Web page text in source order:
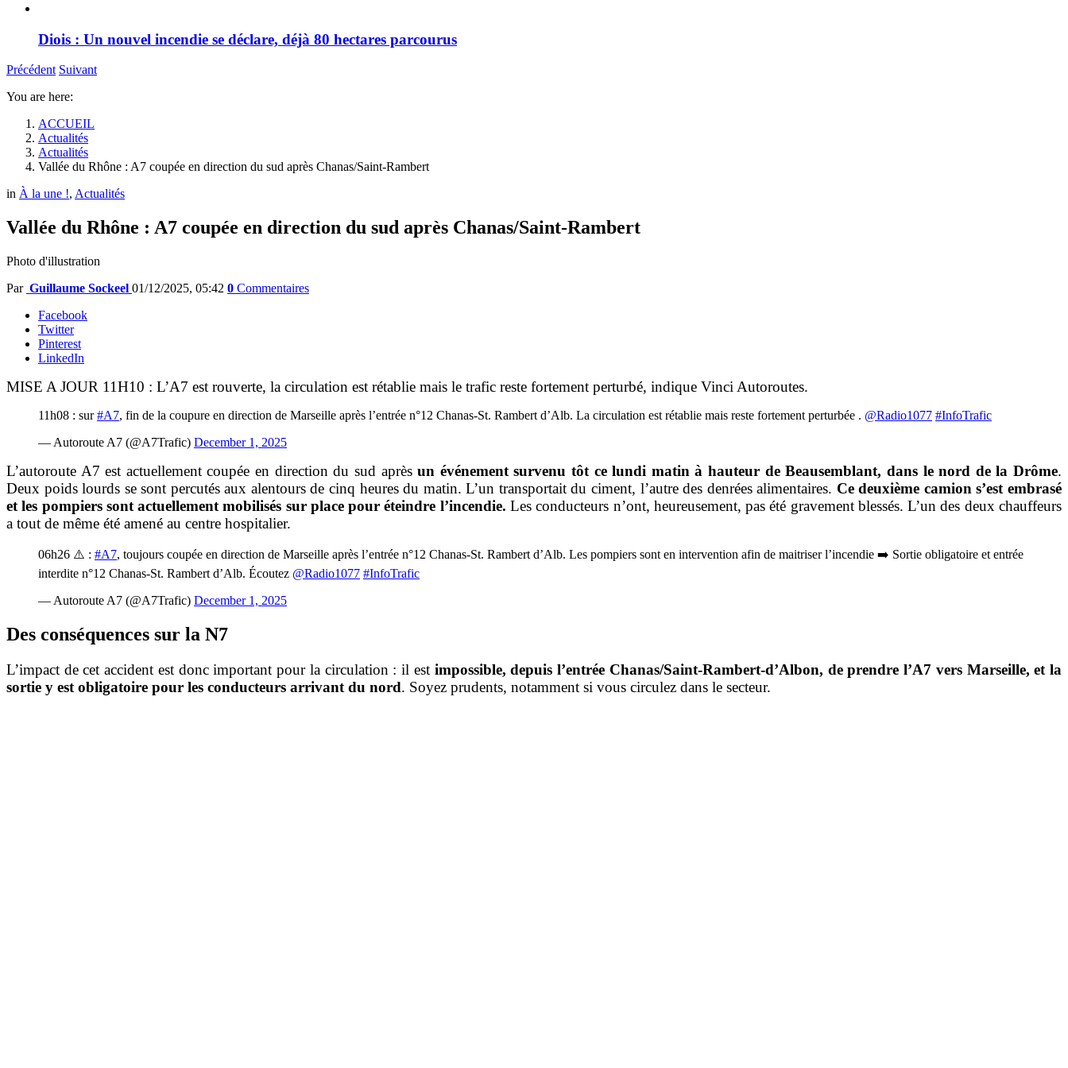
Diois : Un nouvel incendie se déclare, déjà 80 hectares parcourus
Précédent Suivant
You are here:
ACCUEIL
Actualités
Actualités
Vallée du Rhône : A7 coupée en direction du sud après Chanas/Saint-Rambert
in À la une !, Actualités
Vallée du Rhône : A7 coupée en direction du sud après Chanas/Saint-Rambert
Photo d'illustration
Par Guillaume Sockeel 01/12/2025, 05:42 0 Commentaires
Facebook
Twitter
Pinterest
LinkedIn
MISE A JOUR 11H10 : L’A7 est rouverte, la circulation est rétablie mais le trafic reste fortement perturbé, indique Vinci Autoroutes.
11h08 : sur#A7, fin de la coupure en direction de Marseille après l’entrée n°12 Chanas-St. Rambert d’Alb. La circulation est rétablie mais reste fortement perturbée . @Radio1077 #InfoTrafic
— Autoroute A7 (@A7Trafic) December 1, 2025
L’autoroute A7 est actuellement coupée en direction du sud aprèsun événement survenu tôt ce lundi matin à hauteur de Beausemblant, dans le nord de la Drôme.
Deux poids lourds se sont percutés aux alentours de cinq heures du matin. L’un transportait du ciment, l’autre des denrées alimentaires. Ce deuxième camion s’est embrasé
et les pompiers sont actuellement mobilisés sur place pour éteindre l’incendie. Les conducteurs n’ont, heureusement, pas été gravement blessés. L’un des deux chauffeurs
a tout de même été amené au centre hospitalier.
06h26 ⚠️ : #A7, toujours coupée en direction de Marseille après l’entrée n°12 Chanas-St. Rambert d’Alb. Les pompiers sont en intervention afin de maitriser l’incendie ➡️ Sortie obligatoire et entrée
interdite n°12 Chanas-St. Rambert d’Alb. Écoutez @Radio1077 #InfoTrafic
— Autoroute A7 (@A7Trafic) December 1, 2025
Des conséquences sur la N7
L’impact de cet accident est donc important pour la circulation : il est impossible, depuis l’entrée Chanas/Saint-Rambert-d’Albon, de prendre l’A7 vers Marseille, et la
sortie y est obligatoire pour les conducteurs arrivant du nord. Soyez prudents, notamment si vous circulez dans le secteur.